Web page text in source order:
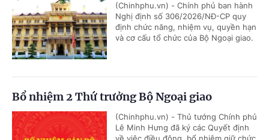
(Chinhphu.vn) - Chính phủ ban hành
Nghị định số 306/2026/NĐ-CP quy
định chức năng, nhiệm vụ, quyền hạn
và cơ cấu tổ chức của Bộ Ngoại giao.
Bổ nhiệm 2 Thứ trưởng Bộ Ngoại giao
(Chinhphu.vn) - Thủ tướng Chính phủ
Lê Minh Hưng đã ký các Quyết định